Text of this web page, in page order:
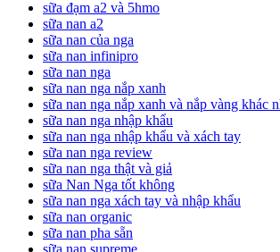
sữa đạm a2 và 5hmo
sữa nan a2
sữa nan của nga
sữa nan infinipro
sữa nan nga
sữa nan nga nắp xanh
sữa nan nga nắp xanh và nắp vàng khác
sữa nan nga nhập khẩu
sữa nan nga nhập khẩu và xách tay
sữa nan nga review
sữa nan nga thật và giả
sữa Nan Nga tốt không
sữa nan nga xách tay và nhập khẩu
sữa nan organic
sữa nan pha sẵn
sữa nan supreme